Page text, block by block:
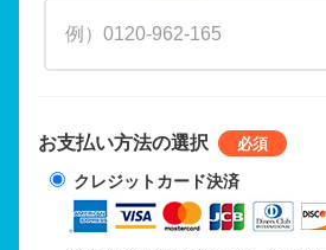
お支払い方法の選択
クレジットカード決済